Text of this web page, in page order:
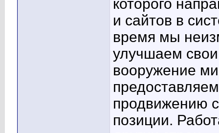
которого
и сайтов в
время мы
улучшаем
вооружение
продвижению
позиции.